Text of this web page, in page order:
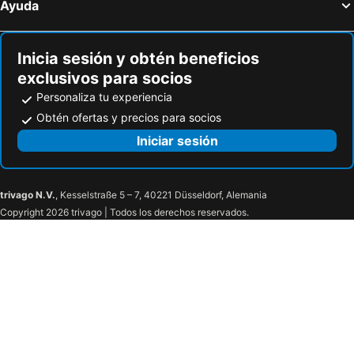
Ayuda
Inicia sesión y obtén beneficios
exclusivos para socios
Personaliza tu experiencia
Obtén ofertas y precios para socios
Iniciar sesión
trivago N.V., Kesselstraße 5 – 7, 40221 Düsseldorf, Alemania
Copyright 2026 trivago | Todos los derechos reservados.